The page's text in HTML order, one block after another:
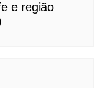
e região